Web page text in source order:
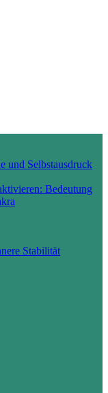
und Selbstausdruck
Bedeutung
Stabilität